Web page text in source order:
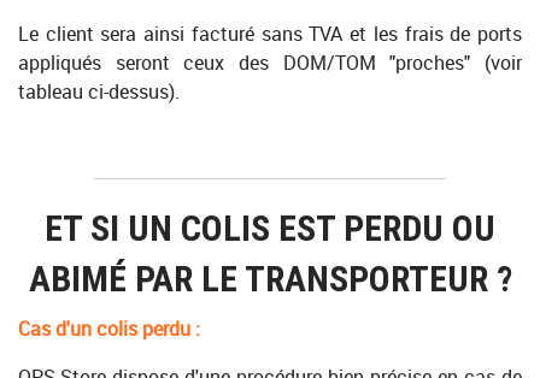
Le client sera ainsi facturé sans TVA et les frais de ports
appliqués seront ceux des DOM/TOM "proches" (voir
tableau ci-dessus).
ET SI UN COLIS EST PERDU OU
ABIMÉ PAR LE TRANSPORTEUR ?
Cas d'un colis perdu :